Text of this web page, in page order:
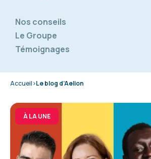
Nos conseils
Le Groupe
Témoignages
Accueil>Le blog d’Aelion
À LA UNE